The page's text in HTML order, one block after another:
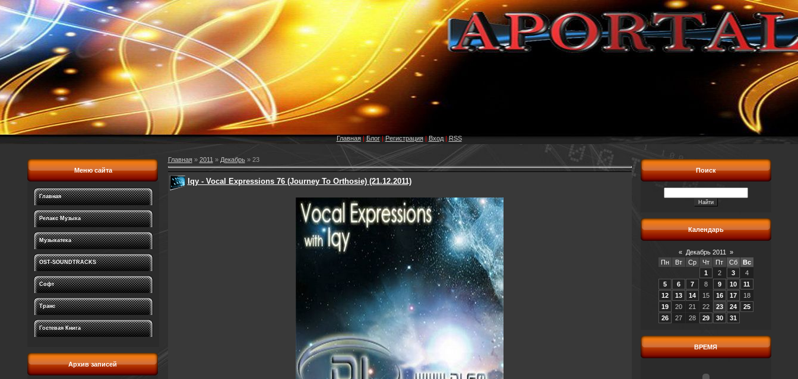
Главная|Блог|Регистрация|Вход|RSS
Меню сайта
Главная
Релакс Музыка
Музыкатека
OST-SOUNDTRACKS
Софт
Транс
Гостевая Книга
Архив записей
Главная» 2011 » Декабрь » 23
Iqy - Vocal Expressions 76 (Journey To Orthosie) (21.12.2011)
Поиск
Календарь
« Декабрь 2011
»
Пн
Вт Ср Чт Пт Сб
Вс
1
2 3
4
5
6 7 8 9 10
11
12
13 14 15 16 17
18
19
20 21 22 23 24
25
26
27 28 29 30 31
ВРЕМЯ